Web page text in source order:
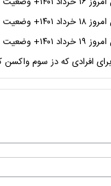
شهر‌های کشور
شهر‌های کشور
افرادی که دز سوم واکسن